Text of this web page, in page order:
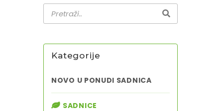
Kategorije
NOVO U PONUDI SADNICA
SADNICE